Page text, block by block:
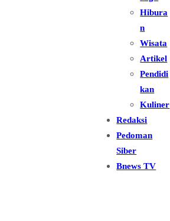
Hibura
n
Wisata
Artikel
Pendidi
kan
Kuliner
Redaksi
Pedoman
Siber
Bnews TV